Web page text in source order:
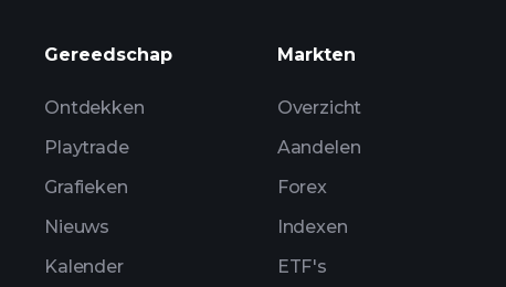
Gereedschap
Ontdekken
Playtrade
Grafieken
Nieuws
Kalender
Markten
Overzicht
Aandelen
Forex
Indexen
ETF's